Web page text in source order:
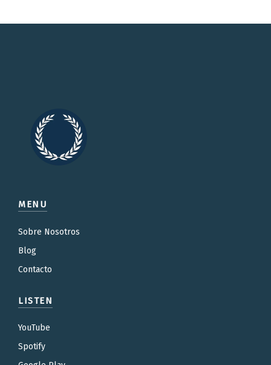
MENU
Sobre Nosotros
Blog
Contacto
LISTEN
YouTube
Spotify